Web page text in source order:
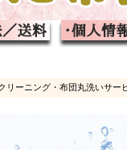
リーニング・布団丸洗いサ